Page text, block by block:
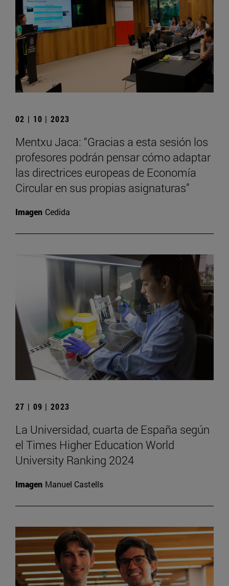
02 | 10 | 2023
Mentxu Jaca: “Gracias a esta sesión los
profesores podrán pensar cómo adaptar
las directrices europeas de Economía
Circular en sus propias asignaturas”
Imagen Cedida
27 | 09 | 2023
La Universidad, cuarta de España según
el Times Higher Education World
University Ranking 2024
Imagen Manuel Castells